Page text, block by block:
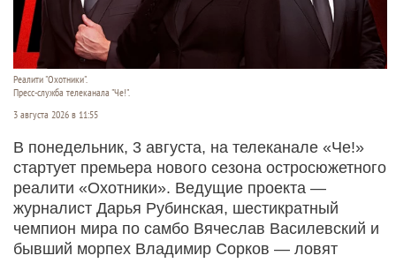
Реалити "Охотники".
Пресс-служба телеканала "Че!".
3 августа 2026 в 11:55
В понедельник, 3 августа, на телеканале «Че!»
стартует премьера нового сезона остросюжетного
реалити «Охотники». Ведущие проекта —
журналист Дарья Рубинская, шестикратный
чемпион мира по самбо Вячеслав Василевский и
бывший морпех Владимир Сорков — ловят